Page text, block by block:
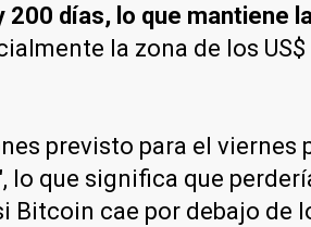
días, lo que mantiene
la zona de los
previsto para el
que significa que
cae por debajo de